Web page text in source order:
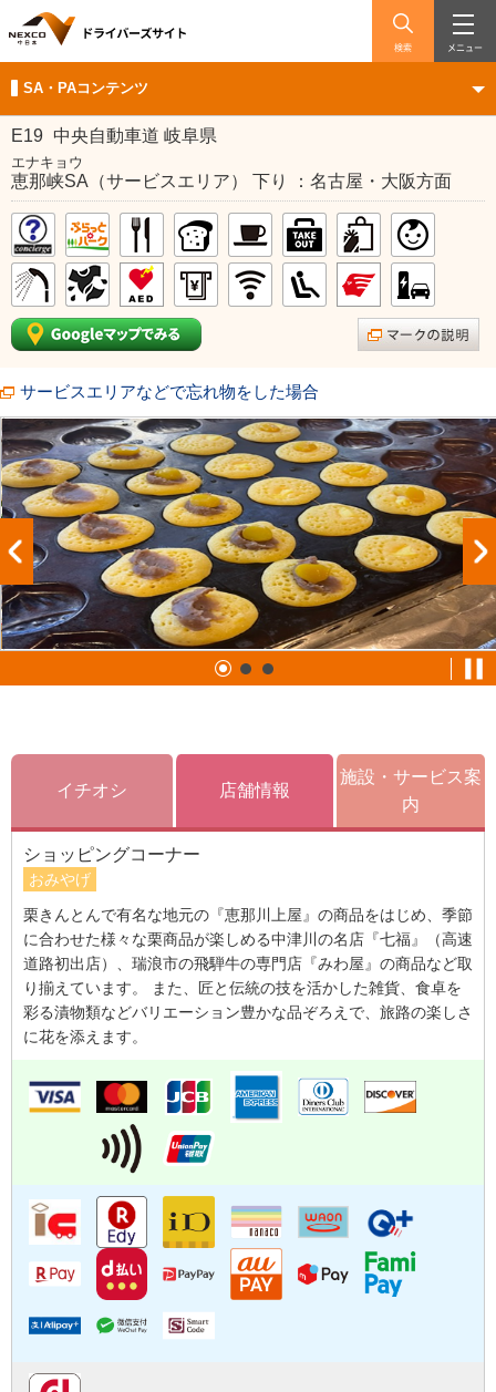
検索 メニュー
SA・PAコンテンツ
E19 中央自動車道 岐阜県
エナキョウ
恵那峡SA（サービスエリア） 下り ：名古屋・大阪方面
サービスエリアなどで忘れ物をした場合
イチオシ 店舗情報
施設・サービス案
内
ショッピングコーナー
おみやげ
栗きんとんで有名な地元の『恵那川上屋』の商品をはじめ、季節
に合わせた様々な栗商品が楽しめる中津川の名店『七福』（高速
道路初出店）、瑞浪市の飛騨牛の専門店『みわ屋』の商品など取
り揃えています。 また、匠と伝統の技を活かした雑貨、食卓を
彩る漬物類などバリエーション豊かな品ぞろえで、旅路の楽しさ
に花を添えます。